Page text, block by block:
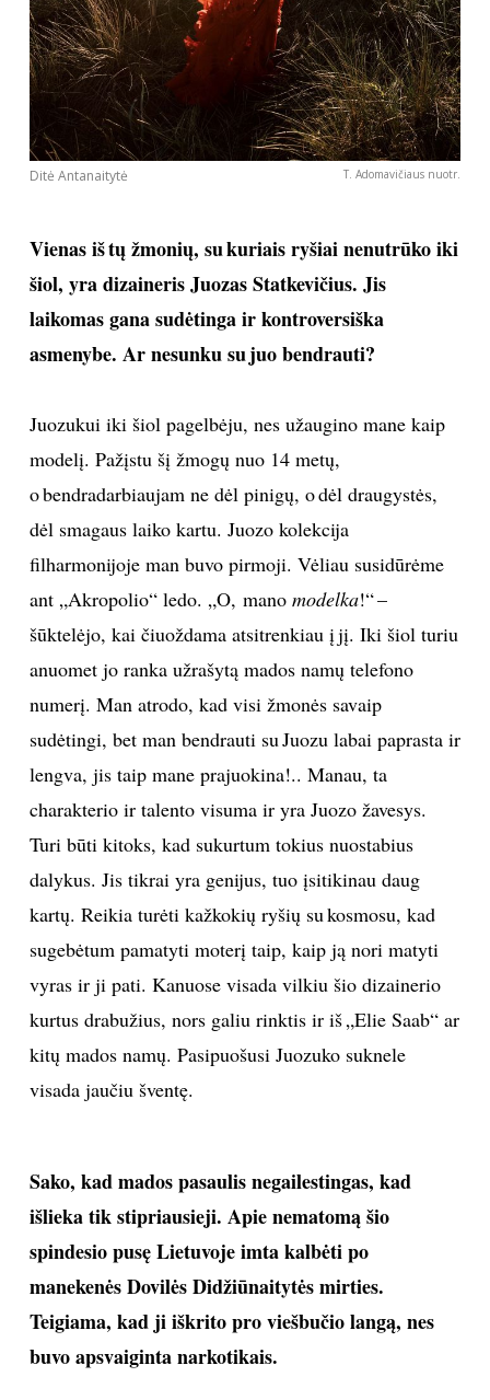
Ditė Antanaitytė T. Adomavičiaus nuotr.
Vienas iš tų žmonių, su kuriais ryšiai nenutrūko iki
šiol, yra dizaineris Juozas Statkevičius. Jis
laikomas gana sudėtinga ir kontroversiška
asmenybe. Ar nesunku su juo bendrauti?
Juozukui iki šiol pagelbėju, nes užaugino mane kaip
modelį. Pažįstu šį žmogų nuo 14 metų,
o bendradarbiaujam ne dėl pinigų, o dėl draugystės,
dėl smagaus laiko kartu. Juozo kolekcija
filharmonijoje man buvo pirmoji. Vėliau susidūrėme
ant „Akropolio“ ledo. „O, mano modelka!“ –
šūktelėjo, kai čiuoždama atsitrenkiau į jį. Iki šiol turiu
anuomet jo ranka užrašytą mados namų telefono
numerį. Man atrodo, kad visi žmonės savaip
sudėtingi, bet man bendrauti su Juozu labai paprasta ir
lengva, jis taip mane prajuokina!.. Manau, ta
charakterio ir talento visuma ir yra Juozo žavesys.
Turi būti kitoks, kad sukurtum tokius nuostabius
dalykus. Jis tikrai yra genijus, tuo įsitikinau daug
kartų. Reikia turėti kažkokių ryšių su kosmosu, kad
sugebėtum pamatyti moterį taip, kaip ją nori matyti
vyras ir ji pati. Kanuose visada vilkiu šio dizainerio
kurtus drabužius, nors galiu rinktis ir iš „Elie Saab“ ar
kitų mados namų. Pasipuošusi Juozuko suknele
visada jaučiu šventę.
Sako, kad mados pasaulis negailestingas, kad
išlieka tik stipriausieji. Apie nematomą šio
spindesio pusę Lietuvoje imta kalbėti po
manekenės Dovilės Didžiūnaitytės mirties.
Teigiama, kad ji iškrito pro viešbučio langą, nes
buvo apsvaiginta narkotikais.